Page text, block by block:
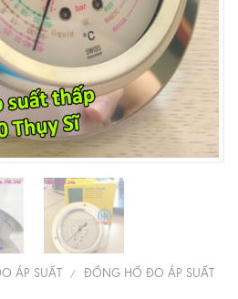
ÁP SUẤT /
ĐỒNG HỒ ĐO ÁP SUẤT